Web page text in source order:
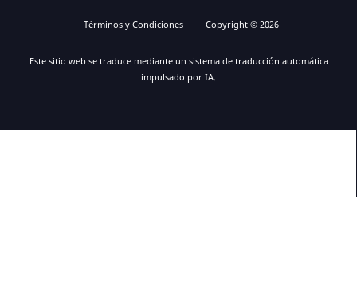
Términos y Condiciones Copyright © 2026
Este sitio web se traduce mediante un sistema de traducción automática
impulsado por IA.